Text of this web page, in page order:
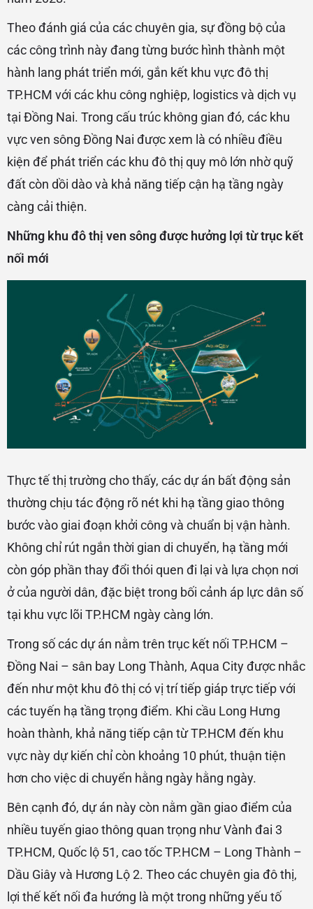
Theo đánh giá của các chuyên gia, sự đồng bộ của
các công trình này đang từng bước hình thành một
hành lang phát triển mới, gắn kết khu vực đô thị
TP.HCM với các khu công nghiệp, logistics và dịch vụ
tại Đồng Nai. Trong cấu trúc không gian đó, các khu
vực ven sông Đồng Nai được xem là có nhiều điều
kiện để phát triển các khu đô thị quy mô lớn nhờ quỹ
đất còn dồi dào và khả năng tiếp cận hạ tầng ngày
càng cải thiện.
Những khu đô thị ven sông được hưởng lợi từ trục kết
nối mới
Thực tế thị trường cho thấy, các dự án bất động sản
thường chịu tác động rõ nét khi hạ tầng giao thông
bước vào giai đoạn khởi công và chuẩn bị vận hành.
Không chỉ rút ngắn thời gian di chuyển, hạ tầng mới
còn góp phần thay đổi thói quen đi lại và lựa chọn nơi
ở của người dân, đặc biệt trong bối cảnh áp lực dân số
tại khu vực lõi TP.HCM ngày càng lớn.
Trong số các dự án nằm trên trục kết nối TP.HCM –
Đồng Nai – sân bay Long Thành, Aqua City được nhắc
đến như một khu đô thị có vị trí tiếp giáp trực tiếp với
các tuyến hạ tầng trọng điểm. Khi cầu Long Hưng
hoàn thành, khả năng tiếp cận từ TP.HCM đến khu
vực này dự kiến chỉ còn khoảng 10 phút, thuận tiện
hơn cho việc di chuyển hằng ngày hằng ngày.
Bên cạnh đó, dự án này còn nằm gần giao điểm của
nhiều tuyến giao thông quan trọng như Vành đai 3
TP.HCM, Quốc lộ 51, cao tốc TP.HCM – Long Thành –
Dầu Giây và Hương Lộ 2. Theo các chuyên gia đô thị,
lợi thế kết nối đa hướng là một trong những yếu tố